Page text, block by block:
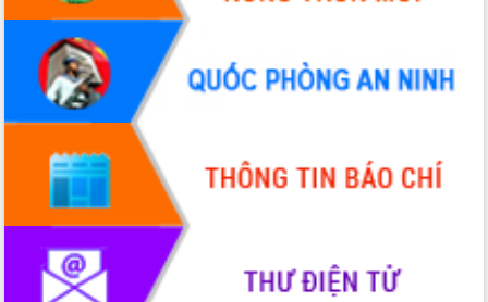
Gặp mặt các cơ quan báo chí nhân Kỷ
niệm 101 năm Ngày Báo chí Cách
mạng Việt Nam
Đắk Lắk sơ kết 4 năm triển khai thực
hiện Đề án 06 của Chính phủ
Họp báo thông tin về Hội nghị Công bố
Quy hoạch và Xúc tiến đầu tư tỉnh Đắk
Khơi thông điểm nghẽn, đẩy nhanh
giải ngân vốn khắc phục thiên tai
HĐND tỉnh thông qua điều chỉnh Quy
hoạch tỉnh thời kỳ 2021-2030